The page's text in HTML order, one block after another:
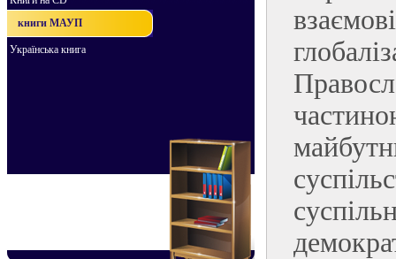
книги МАУП
Українська книга